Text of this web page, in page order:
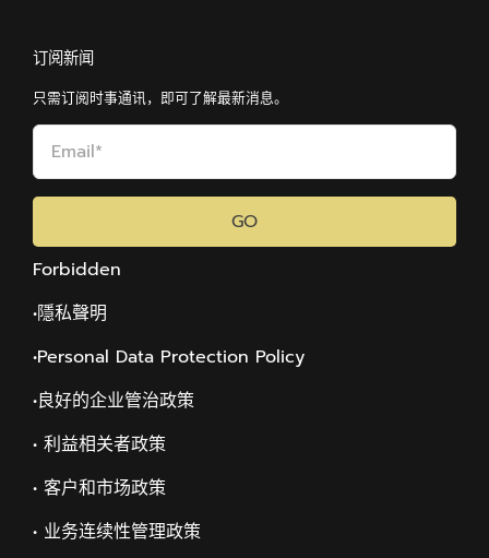
订阅新闻
只需订阅时事通讯，即可了解最新消息。
GO
Forbidden
•隱私聲明
•Personal Data Protection Policy
•良好的企业管治政策
• 利益相关者政策
• 客户和市场政策
• 业务连续性管理政策